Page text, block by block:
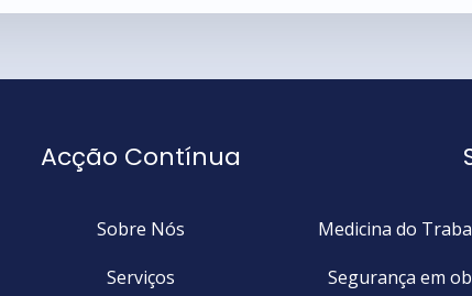
Acção Contínua
Sobre Nós
Serviços
Medicina do
Segurança em